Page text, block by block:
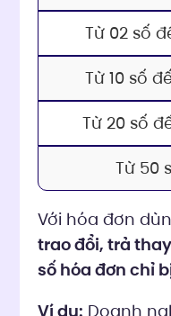
Từ 02 số
Từ 10 số
Từ 20 số
Từ 50
Với hóa đơn
trao đổi, trả
số hóa đơn chỉ
Ví dụ: Doanh